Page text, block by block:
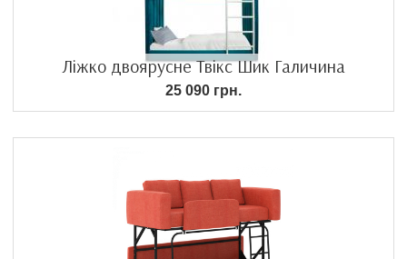
Ліжко двоярусне Твікс Шик Галичина
25 090 грн.